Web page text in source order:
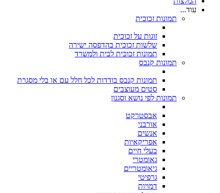
עוד...
תמונות זכוכית
זוגות על זכוכית
שלשות זכוכית בהדפסה ישירה
תמונות זכוכית לבית ולמשרד
תמונות קנבס
תמונות קנבס בודדות לכל חלל עם או בלי מסגרת
סטים מעוצבים
תמונות לפי נושא וסגנון
אבסטרקט
אורבני
אנשים
אפריקאיות
בעלי חיים
גאומטרי
גיאומטריים
גרפיטי
דמויות